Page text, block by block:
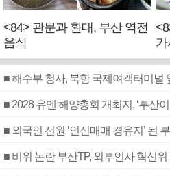
<84> 관문과 환대, 부산 역전
음식
가
■ 해수부 청사, 북항 국제여객터미널
■ 2028 유엔 해양총회 개최지, ‘부산
■ 외국인 선원 ‘인신매매 경유지’ 된
■ 비위 논란 부산TP, 외부인사 혁신위